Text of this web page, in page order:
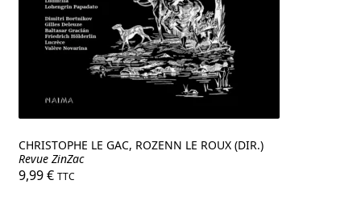
CHRISTOPHE LE GAC, ROZENN LE ROUX (DIR.)
Revue ZinZac
9,99€ TTC